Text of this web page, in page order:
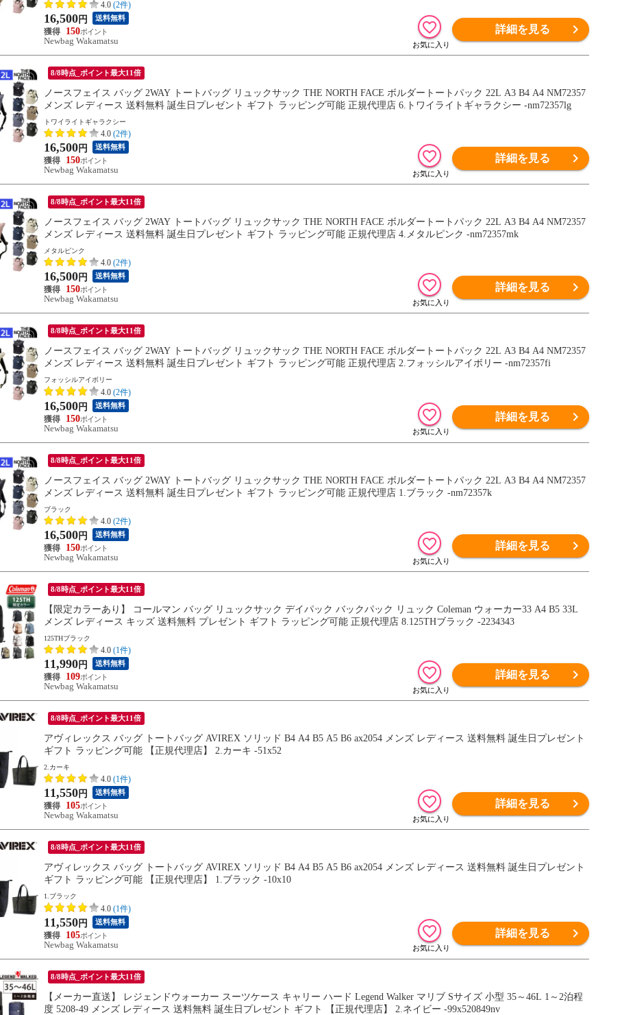
4.0 (2件)
16,500 円 送料無料
150
Newbag Wakamatsu
詳細を見る
8/8時点_ポイント最大11倍
ノースフェイス バッグ 2WAY トートバッグ リュックサック THE NORTH FACE ボルダートートパック 22L A3 B4 A4 NM72357
メンズ レディース 送料無料 誕生日プレゼント ギフト ラッピング可能 正規代理店 6.トワイライトギャラクシー -nm72357lg
トワイライトギャラクシー
4.0 (2件)
16,500 円 送料無料
150
Newbag Wakamatsu
詳細を見る
8/8時点_ポイント最大11倍
ノースフェイス バッグ 2WAY トートバッグ リュックサック THE NORTH FACE ボルダートートパック 22L A3 B4 A4 NM72357
メンズ レディース 送料無料 誕生日プレゼント ギフト ラッピング可能 正規代理店 4.メタルピンク -nm72357mk
メタルピンク
4.0 (2件)
16,500 円 送料無料
150
Newbag Wakamatsu
詳細を見る
8/8時点_ポイント最大11倍
ノースフェイス バッグ 2WAY トートバッグ リュックサック THE NORTH FACE ボルダートートパック 22L A3 B4 A4 NM72357
メンズ レディース 送料無料 誕生日プレゼント ギフト ラッピング可能 正規代理店 2.フォッシルアイボリー -nm72357fi
フォッシルアイボリー
4.0 (2件)
16,500 円 送料無料
150
Newbag Wakamatsu
詳細を見る
8/8時点_ポイント最大11倍
ノースフェイス バッグ 2WAY トートバッグ リュックサック THE NORTH FACE ボルダートートパック 22L A3 B4 A4 NM72357
メンズ レディース 送料無料 誕生日プレゼント ギフト ラッピング可能 正規代理店 1.ブラック -nm72357k
ブラック
4.0 (2件)
16,500 円 送料無料
150
Newbag Wakamatsu
詳細を見る
8/8時点_ポイント最大11倍
【限定カラーあり】 コールマン バッグ リュックサック デイパック バックパック リュック Coleman ウォーカー33 A4 B5 33L
メンズ レディース キッズ 送料無料 プレゼント ギフト ラッピング可能 正規代理店 8.125THブラック -2234343
125THブラック
4.0 (1件)
11,990 円 送料無料
109
Newbag Wakamatsu
詳細を見る
8/8時点_ポイント最大11倍
アヴィレックス バッグ トートバッグ AVIREX ソリッド B4 A4 B5 A5 B6 ax2054 メンズ レディース 送料無料 誕生日プレゼント
ギフト ラッピング可能 【正規代理店】 2.カーキ -51x52
2.カーキ
4.0 (1件)
11,550 円 送料無料
105
Newbag Wakamatsu
詳細を見る
8/8時点_ポイント最大11倍
アヴィレックス バッグ トートバッグ AVIREX ソリッド B4 A4 B5 A5 B6 ax2054 メンズ レディース 送料無料 誕生日プレゼント
ギフト ラッピング可能 【正規代理店】 1.ブラック -10x10
1.ブラック
4.0 (1件)
11,550 円 送料無料
105
Newbag Wakamatsu
詳細を見る
8/8時点_ポイント最大11倍
【メーカー直送】 レジェンドウォーカー スーツケース キャリー ハード Legend Walker マリブ Sサイズ 小型 35～46L 1～2泊程
度 5208-49 メンズ レディース 送料無料 誕生日プレゼント ギフト 【正規代理店】 2.ネイビー -99x520849nv